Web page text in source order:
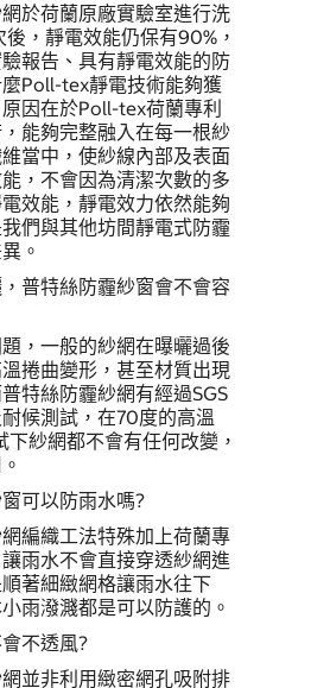
於荷蘭原廠實驗室進行洗
，靜電效能仍保有90%，
報告、具有靜電效能的防
Poll-tex靜電技術能夠獲
因在於Poll-tex荷蘭專利
能夠完整融入在每一根紗
當中，使紗線內部及表面
，不會因為清潔次數的多
效能，靜電效力依然能夠
們與其他坊間靜電式防霾
。
普特絲防霾紗窗會不會容
，一般的紗網在曝曬過後
捲曲變形，甚至材質出現
特絲防霾紗網有經過SGS
候測試，在70度的高溫
紗網都不會有任何改變，
可以防雨水嗎?
編織工法特殊加上荷蘭專
雨水不會直接穿透紗網進
著細緻網格讓雨水往下
雨潑濺都是可以防護的。
不透風?
並非利用緻密網孔吸附排